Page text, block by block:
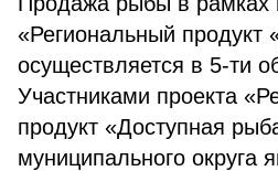
«Региональный продукт
осуществляется в 5-ти
Участниками проекта
продукт «Доступная
муниципального округа